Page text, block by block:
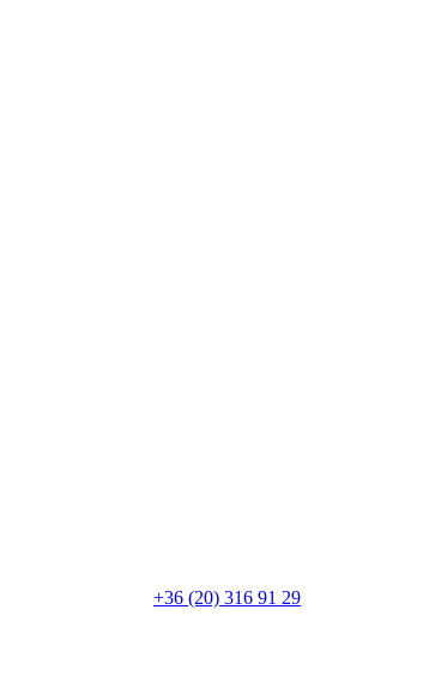
+36 (20) 316 91 29